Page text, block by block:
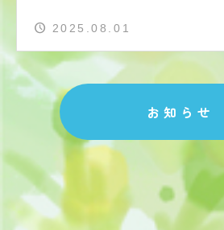
2025.08.01
お知らせ